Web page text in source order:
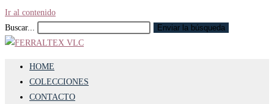
Ir al contenido
Buscar...
Enviar la búsqueda
HOME
COLECCIONES
CONTACTO